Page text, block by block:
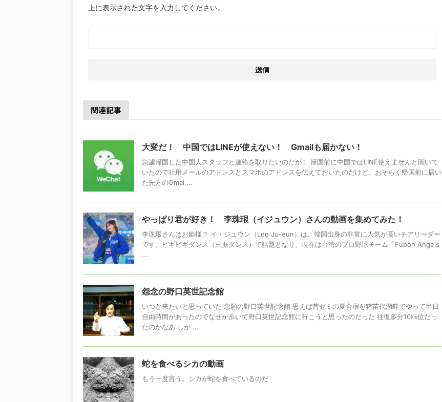
上に表示された文字を入力してください。
関連記事
大変だ！ 中国ではLINEが使えない！ Gmailも届かない！
急遽帰国した中国人スタッフと連絡を取りたいのだが！ 帰国前に中国ではLINE使えませんと聞いて
いたので社用メールのアドレスとスマホのアドレスを伝えておいたのだけど、おそらく帰国前に届い
た先方のGmai ...
やっぱり君が好き！ 李珠珢（イジュウン）さんの動画を集めてみた！
李珠珢さんはお姫様？ イ・ジュウン（Lee Ju-eun）は、韓国出身の非常に人気が高いチアリーダー
です。ピギピギダンス（三振ダンス）で話題となり、現在は台湾のプロ野球チーム「Fubon Angels
...
怨念の野口英世記念館
いつか来たいと思っていた 念願の野口英世記念館 思えば昔ゼミの夏合宿を猪苗代湖畔でやって半日
自由時間があったのでなぜか歩いて野口英世記念館に行こうと思ったのだった 往復多分10㎞位だっ
たのかなあ しか ...
蛇を食べるシカの動画
もう一度言う。シカが蛇を食べているのだ